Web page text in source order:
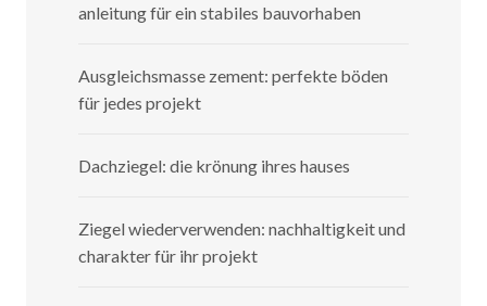
anleitung für ein stabiles bauvorhaben
Ausgleichsmasse zement: perfekte böden
für jedes projekt
Dachziegel: die krönung ihres hauses
Ziegel wiederverwenden: nachhaltigkeit und
charakter für ihr projekt